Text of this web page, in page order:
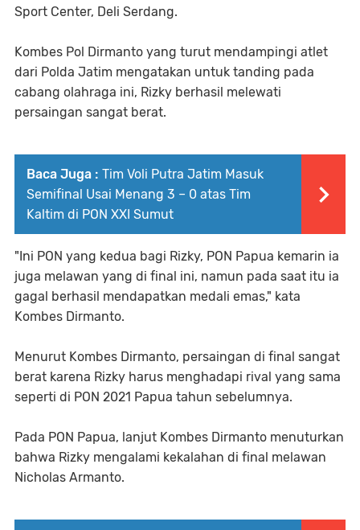
Sport Center, Deli Serdang.
Kombes Pol Dirmanto yang turut mendampingi atlet
dari Polda Jatim mengatakan untuk tanding pada
cabang olahraga ini, Rizky berhasil melewati
persaingan sangat berat.
Baca Juga : Tim Voli Putra Jatim Masuk
Semifinal Usai Menang 3 – 0 atas Tim
Kaltim di PON XXI Sumut
"Ini PON yang kedua bagi Rizky, PON Papua kemarin ia
juga melawan yang di final ini, namun pada saat itu ia
gagal berhasil mendapatkan medali emas," kata
Kombes Dirmanto.
Menurut Kombes Dirmanto, persaingan di final sangat
berat karena Rizky harus menghadapi rival yang sama
seperti di PON 2021 Papua tahun sebelumnya.
Pada PON Papua, lanjut Kombes Dirmanto menuturkan
bahwa Rizky mengalami kekalahan di final melawan
Nicholas Armanto.